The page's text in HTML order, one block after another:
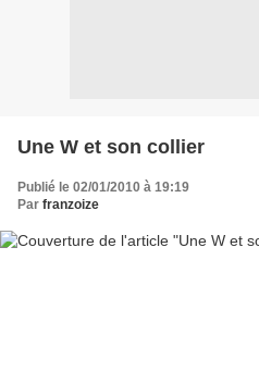
Une W et son collier
Publié le 02/01/2010 à 19:19
Par franzoize